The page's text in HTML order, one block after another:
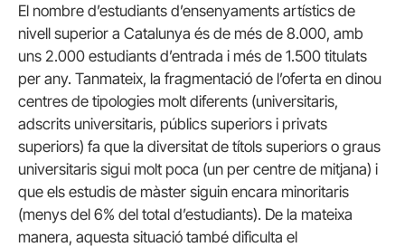
El nombre d’estudiants d’ensenyaments artístics de
nivell superior a Catalunya és de més de 8.000, amb
uns 2.000 estudiants d’entrada i més de 1.500 titulats
per any. Tanmateix, la fragmentació de l’oferta en dinou
centres de tipologies molt diferents (universitaris,
adscrits universitaris, públics superiors i privats
superiors) fa que la diversitat de títols superiors o graus
universitaris sigui molt poca (un per centre de mitjana) i
que els estudis de màster siguin encara minoritaris
(menys del 6% del total d’estudiants). De la mateixa
manera, aquesta situació també dificulta el